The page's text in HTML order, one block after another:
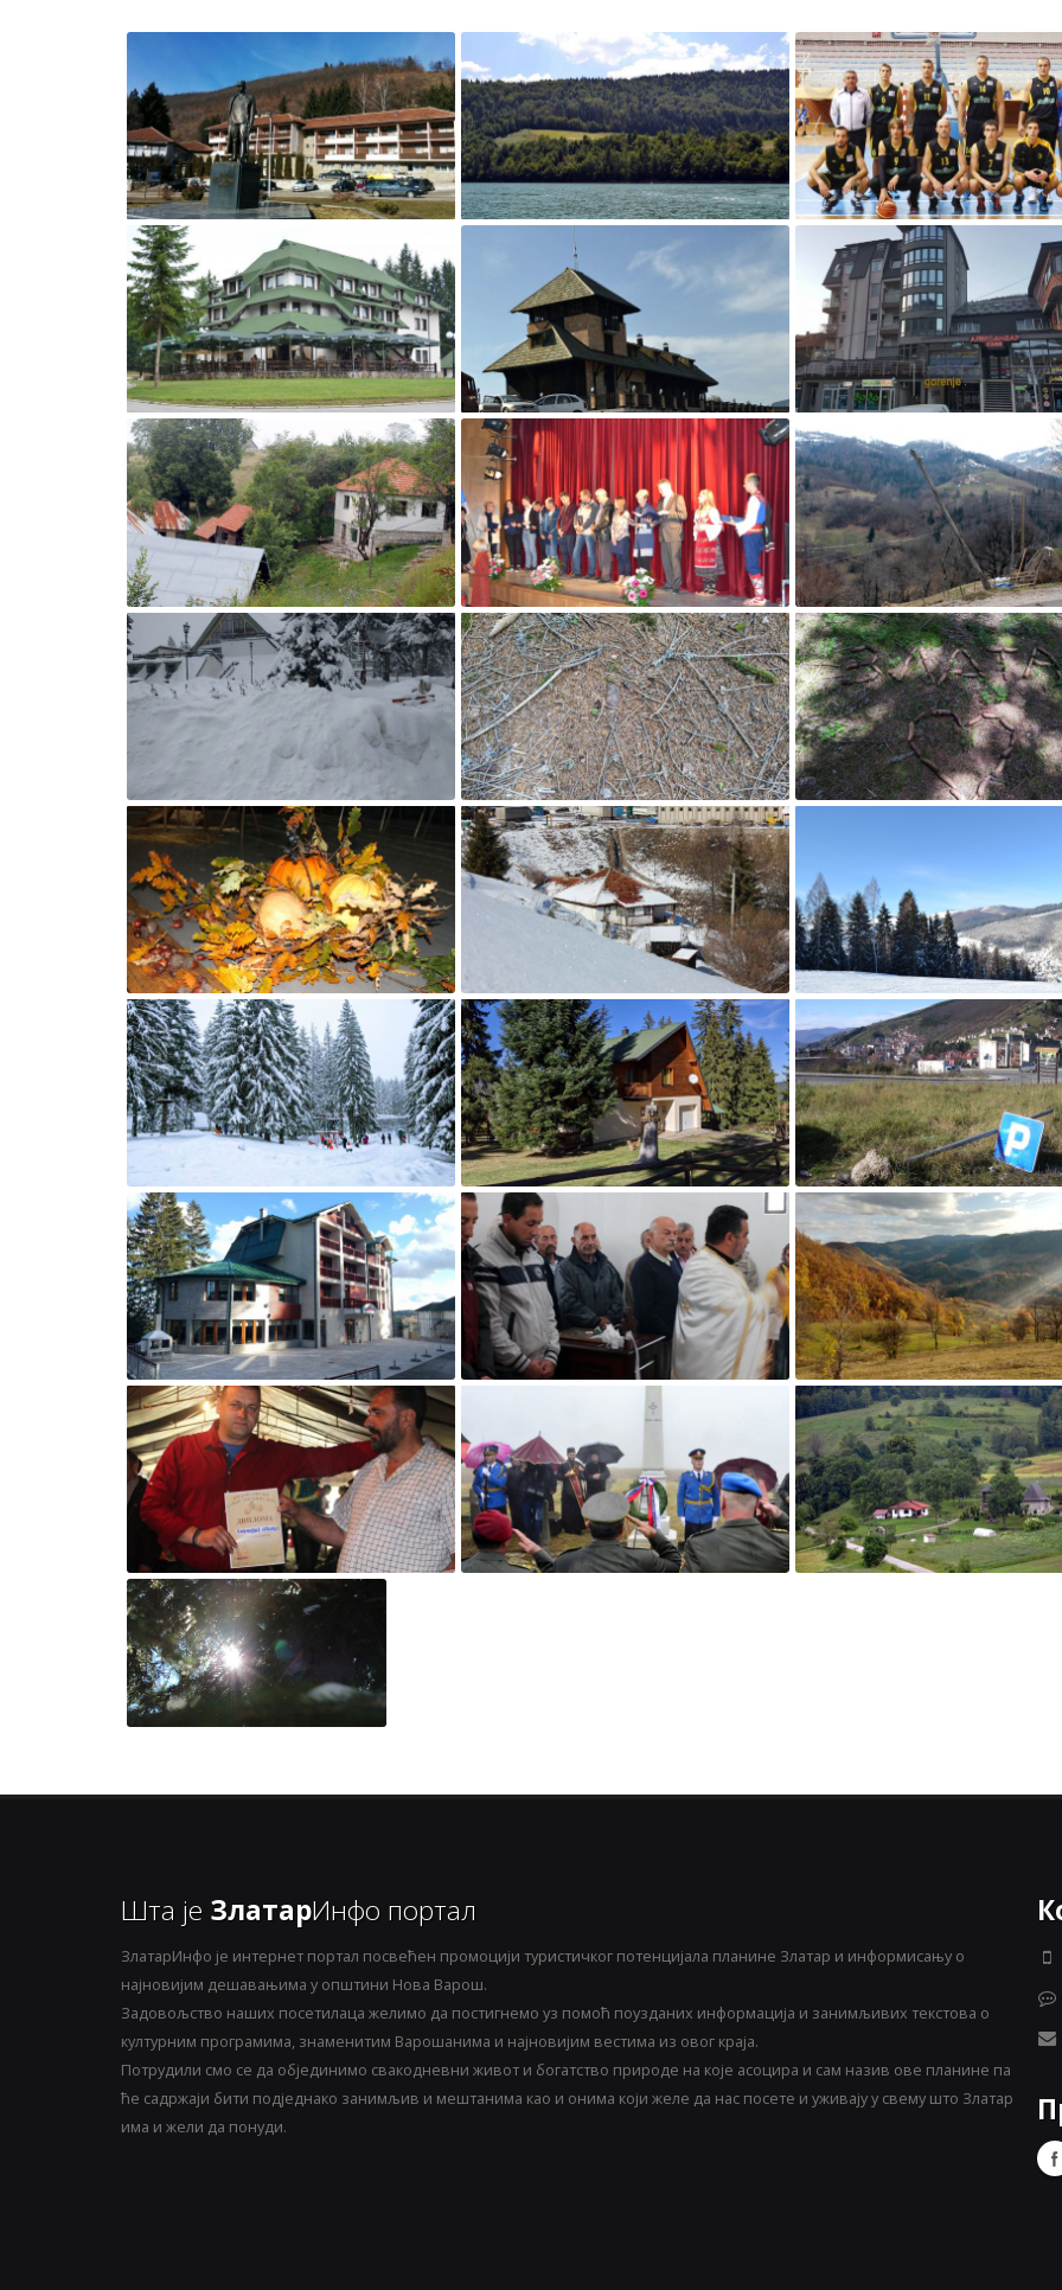
Шта је ЗлатарИнфо портал
ЗлатарИнфо је интернет портал посвећен промоцији туристичког потенцијала планине Златар и информисању о
најновијим дешавањима у општини Нова Варош.
Задовољство наших посетилаца желимо да постигнемо уз помоћ поузданих информација и занимљивих текстова о
културним програмима, знаменитим Варошанима и најновијим вестима из овог краја.
Потрудили смо се да објединимо свакодневни живот и богатство природе на које асоцира и сам назив ове планине па
ће садржаји бити подједнако занимљив и мештанима као и онима који желе да нас посете и уживају у свему што Златар
има и жели да понуди.